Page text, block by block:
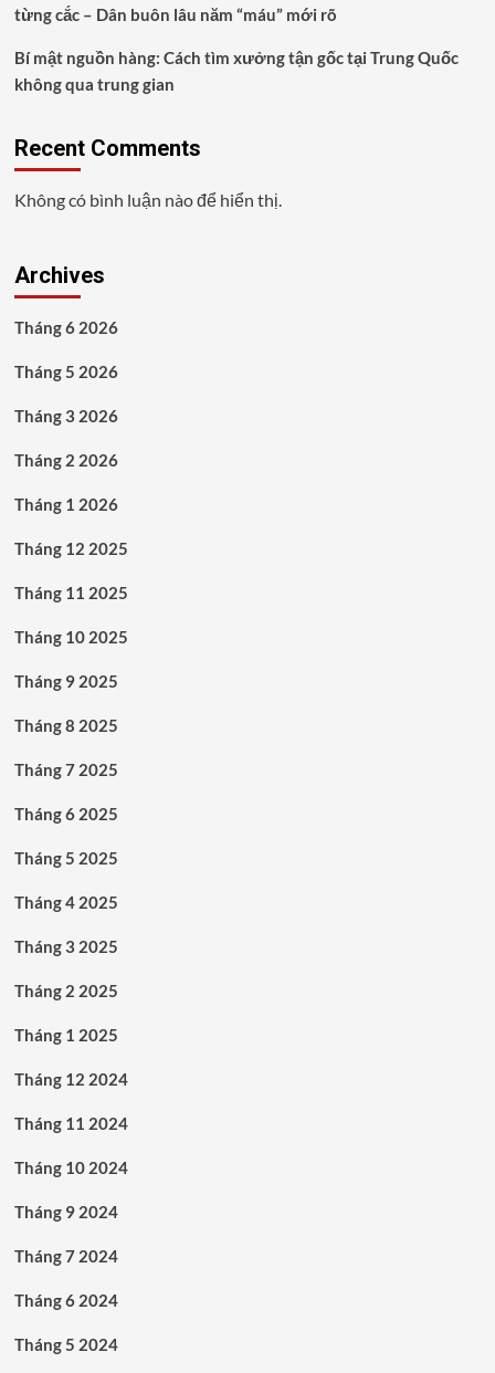
từng cắc – Dân buôn lâu năm “máu” mới rõ
Bí mật nguồn hàng: Cách tìm xưởng tận gốc tại Trung Quốc
không qua trung gian
Recent Comments
Không có bình luận nào để hiển thị.
Archives
Tháng 6 2026
Tháng 5 2026
Tháng 3 2026
Tháng 2 2026
Tháng 1 2026
Tháng 12 2025
Tháng 11 2025
Tháng 10 2025
Tháng 9 2025
Tháng 8 2025
Tháng 7 2025
Tháng 6 2025
Tháng 5 2025
Tháng 4 2025
Tháng 3 2025
Tháng 2 2025
Tháng 1 2025
Tháng 12 2024
Tháng 11 2024
Tháng 10 2024
Tháng 9 2024
Tháng 7 2024
Tháng 6 2024
Tháng 5 2024